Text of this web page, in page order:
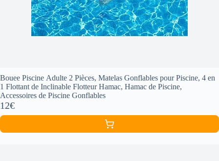
Bouee Piscine Adulte 2 Pièces, Matelas Gonflables pour Piscine, 4 en
1 Flottant de Inclinable Flotteur Hamac, Hamac de Piscine,
Accessoires de Piscine Gonflables
12€